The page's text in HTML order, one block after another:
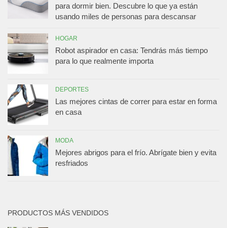
para dormir bien. Descubre lo que ya están
usando miles de personas para descansar
HOGAR
Robot aspirador en casa: Tendrás más tiempo
para lo que realmente importa
DEPORTES
Las mejores cintas de correr para estar en forma
en casa
MODA
Mejores abrigos para el frío. Abrígate bien y evita
resfriados
PRODUCTOS MÁS VENDIDOS